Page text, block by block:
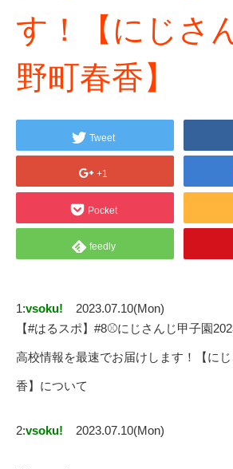
す！【にじさ
野町春香】
Tweet
+1
Pocket
feedly
1:vsoku!
2023.07.10(Mon)
【#はるスポ】#8⚾にじさんじ甲子園
高校情報を最速でお届けします！【に
香】について
2:vsoku! 2023.07.10(Mon)